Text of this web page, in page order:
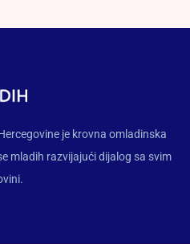
je krovna omladinska
mladih razvijajući dijalog sa svim